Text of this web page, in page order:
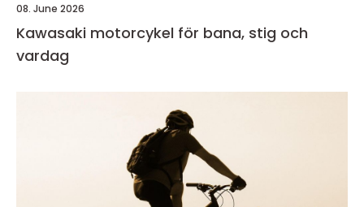
08. June 2026
Kawasaki motorcykel för bana, stig och
vardag